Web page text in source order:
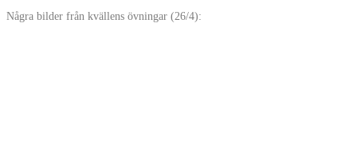
Några bilder från kvällens övningar (26/4):